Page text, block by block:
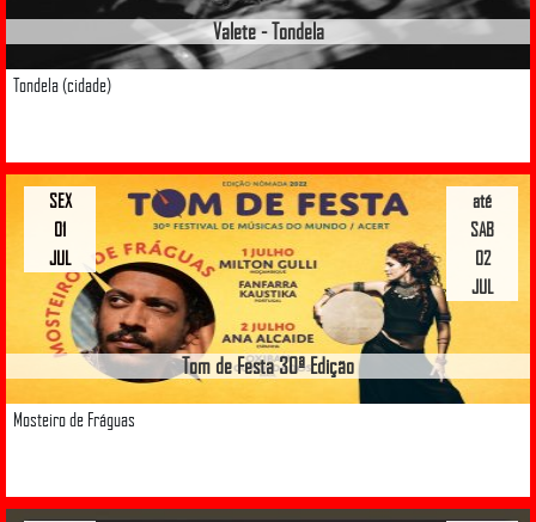
Valete - Tondela
Tondela (cidade)
Tom de Festa 30ª Edição
Mosteiro de Fráguas
até
SAB
02
JUL
SEX
01
JUL